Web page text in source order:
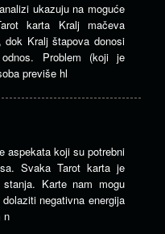
ukazuju na moguće
karta Kralj mačeva
dok Kralj štapova donosi
Problem (koji je
previše hl
aspekata koji su potrebni
Svaka Tarot karta je
Karte nam mogu
negativna energija
n